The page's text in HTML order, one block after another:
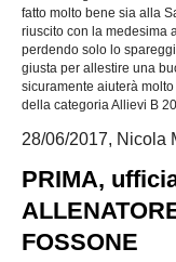
fatto molto bene sia alla
riuscito con la medesima
perdendo solo lo
giusta per allestire una
sicuramente aiuterà
della categoria Allievi B
28/06/2017, Nicola
PRIMA,
FOSSONE